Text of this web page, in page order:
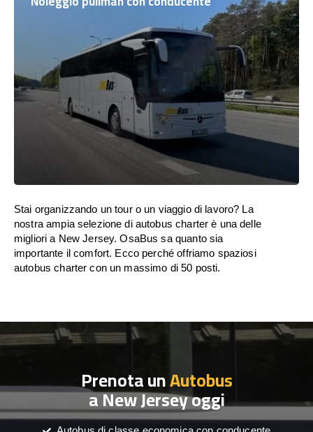
Stai organizzando un tour o un viaggio di lavoro? La
nostra ampia selezione di autobus charter è una delle
migliori a New Jersey. OsaBus sa quanto sia
importante il comfort. Ecco perché offriamo spaziosi
autobus charter con un massimo di 50 posti.
Prenota unAutobus
a New Jersey oggi